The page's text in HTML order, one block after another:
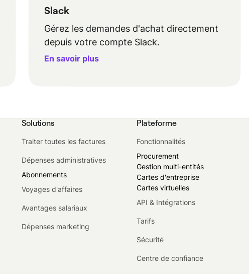
Slack
Gérez les demandes d'achat directement
depuis votre compte Slack.
En savoir plus
Solutions
Traiter toutes les factures
Dépenses administratives
Abonnements
Voyages d'affaires
Avantages salariaux
Dépenses marketing
Plateforme
Fonctionnalités
Procurement
Gestion multi-entités
Cartes d'entreprise
Cartes virtuelles
API & Intégrations
Tarifs
Sécurité
Centre de confiance